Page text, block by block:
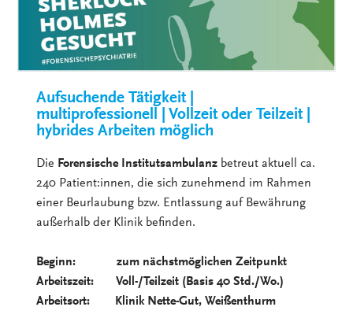
Aufsuchende Tätigkeit |
multiprofessionell | Vollzeit oder Teilzeit |
hybrides Arbeiten möglich
Die Forensische Institutsambulanz betreut aktuell ca.
240 Patient:innen, die sich zunehmend im Rahmen
einer Beurlaubung bzw. Entlassung auf Bewährung
außerhalb der Klinik befinden.
Beginn: zum nächstmöglichen Zeitpunkt
Arbeitszeit: Voll-/Teilzeit (Basis 40 Std./Wo.)
Arbeitsort: Klinik Nette-Gut, Weißenthurm